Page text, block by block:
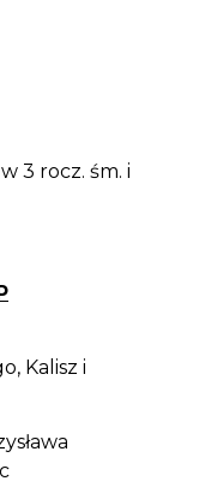
3 rocz. śm. i
Kalisz i